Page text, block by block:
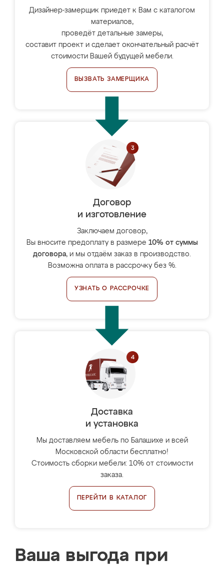
Дизайнер-замерщик приедет к Вам с каталогом
материалов,
проведёт детальные замеры,
составит проект и сделает окончательный расчёт
стоимости Вашей будущей мебели.
ВЫЗВАТЬ ЗАМЕРЩИКА
Договор
и изготовление
Заключаем договор,
Вы вносите предоплату в размере 10% от суммы
договора, и мы отдаём заказ в производство.
Возможна оплата в рассрочку без %.
УЗНАТЬ О РАССРОЧКЕ
Доставка
и установка
Мы доставляем мебель по Балашихе и всей
Московской области бесплатно!
Стоимость сборки мебели: 10% от стоимости
заказа.
ПЕРЕЙТИ В КАТАЛОГ
Ваша выгода при